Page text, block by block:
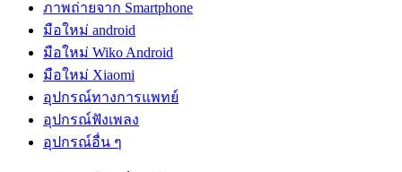
ภาพถ่ายจาก Smartphone
มือใหม่ android
มือใหม่ Wiko Android
มือใหม่ Xiaomi
อุปกรณ์ทางการแพทย์
อุปกรณ์ฟังเพลง
อุปกรณ์อื่น ๆ